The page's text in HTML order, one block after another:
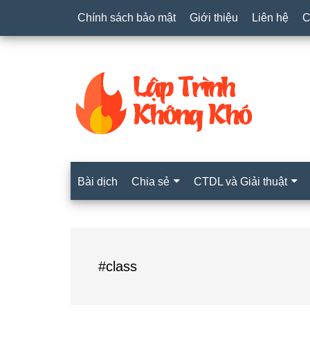
Chính sách bảo mật Giới thiệu Liên hệ
Bài dịch Chia sẻ CTDL và Giải thuật
#class